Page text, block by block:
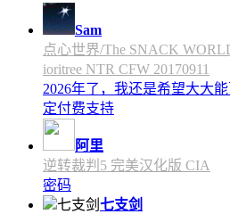
Sam
点心世界/The SNACK
ioritree NTR CFW 20170911
2026年了，我还是希望大大
定付费支持
阿里
逆转裁判5 完美汉化版 CIA
密码
七支剑